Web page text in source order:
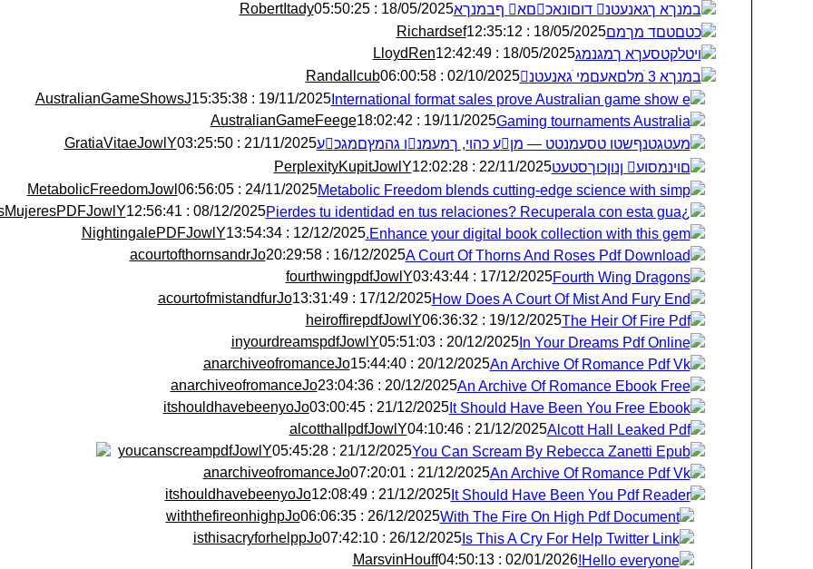
׃במנךא ךגאנעטנ דוםונאכםא ףבמנךא
18/05/2025 : 05:50:25
RobertItady
ֺכטםטםד מךמם18/05/2025 : 12:35:12
Richardsef
ױטלקטסעךא ךמגנמג18/05/2025 : 12:42:49
LloydRen
׃במנךא 3 ֺמלםאעםמי ֺגאנעטנ
02/10/2025 : 06:00:58
Randallcub
International format sales prove Australian game show e
19/11/2025 : 15:35:38
AustralianGameShowsJ
Gaming tournaments Australia
19/11/2025 : 18:02:42
AustralianGameFeege
ּמעטגטנף‏שטו טסעמנטט — מןע כ‏הוי, ךמעמנו גהמץםמגכ‏ע
21/11/2025 : 03:25:50
GratiaVitaeJowlY
םוינמסוע ןנוןכוךסטעט
22/11/2025 : 12:02:28
PerplexityKupitJowlY
Metabolic Freedom blends cutting-edge science with simp
24/11/2025 : 06:56:05
MetabolicFreedomJowl
¿Pierdes tu identidad en tus relaciones? Recuperala con esta gua
08/12/2025 : 12:56:41
Enhance your digital book collection with this gem.
12/12/2025 : 13:54:34
NightingalePDFJowlY
A Court Of Thorns And Roses Pdf Download
16/12/2025 : 20:29:58
acourtofthornsandrJo
Fourth Wing Dragons
17/12/2025 : 03:43:44
fourthwingpdfJowlY
How Does A Court Of Mist And Fury End
17/12/2025 : 13:31:49
acourtofmistandfurJo
The Heir Of Fire Pdf
19/12/2025 : 06:36:32
heiroffirepdfJowlY
In Your Dreams Pdf Online
20/12/2025 : 05:51:03
inyourdreamspdfJowlY
An Archive Of Romance Pdf Vk
20/12/2025 : 15:44:40
anarchiveofromanceJo
An Archive Of Romance Ebook Free
20/12/2025 : 23:04:36
anarchiveofromanceJo
It Should Have Been You Free Ebook
21/12/2025 : 03:00:45
itshouldhavebeenyoJo
Alcott Hall Leaked Pdf
21/12/2025 : 04:10:46
alcotthallpdfJowlY
You Can Scream By Rebecca Zanetti Epub
21/12/2025 : 05:45:28
youcanscreampdfJowlY
An Archive Of Romance Pdf Vk
21/12/2025 : 07:20:01
anarchiveofromanceJo
It Should Have Been You Pdf Reader
21/12/2025 : 12:08:49
itshouldhavebeenyoJo
With The Fire On High Pdf Document
26/12/2025 : 06:06:35
withthefireonhighpJo
Is This A Cry For Help Twitter Link
26/12/2025 : 07:42:10
isthisacryforhelppJo
Hello everyone!
02/01/2026 : 04:50:13
MarsvinHouff